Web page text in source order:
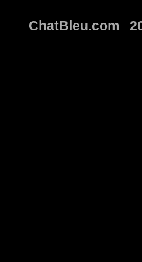
ChatBleu.com